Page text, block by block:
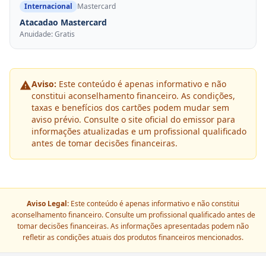
Internacional Mastercard
Atacadao Mastercard
Anuidade: Gratis
Aviso: Este conteúdo é apenas informativo e não
constitui aconselhamento financeiro. As condições,
taxas e benefícios dos cartões podem mudar sem
aviso prévio. Consulte o site oficial do emissor para
informações atualizadas e um profissional qualificado
antes de tomar decisões financeiras.
Aviso Legal: Este conteúdo é apenas informativo e não constitui
aconselhamento financeiro. Consulte um profissional qualificado antes de
tomar decisões financeiras. As informações apresentadas podem não
refletir as condições atuais dos produtos financeiros mencionados.